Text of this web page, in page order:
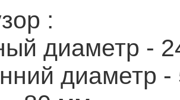
:
диаметр -
диаметр